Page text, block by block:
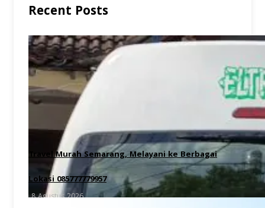
Recent Posts
Travel Murah Semarang, Melayani ke Berbagai
Lokasi 085777779957
8 Agustus 2026